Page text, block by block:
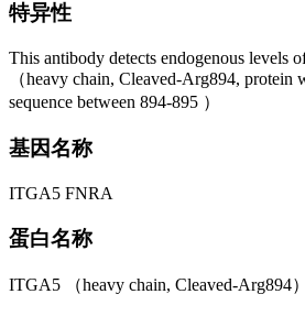
特异性
This antibody detects endogenous levels
（heavy chain, Cleaved-Arg894, protein
sequence between 894-895 ）
基因名称
ITGA5 FNRA
蛋白名称
ITGA5 （heavy chain, Cleaved-Arg894）